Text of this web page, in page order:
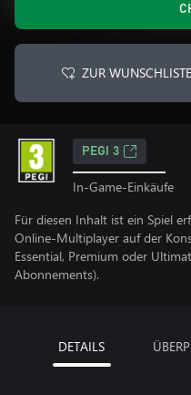
ZUR
PEGI 3
In-Game-Einkäufe
Für diesen Inhalt ist ein Spiel
Online-Multiplayer auf der
Essential, Premium oder
Abonnements).
DETAILS